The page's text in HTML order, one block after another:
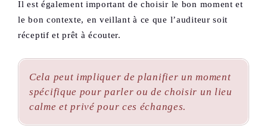
Il est également important de choisir le bon moment et
le bon contexte, en veillant à ce que l’auditeur soit
réceptif et prêt à écouter.
Cela peut impliquer de planifier un moment
spécifique pour parler ou de choisir un lieu
calme et privé pour ces échanges.